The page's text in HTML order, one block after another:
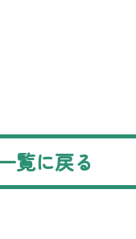
覧に戻る